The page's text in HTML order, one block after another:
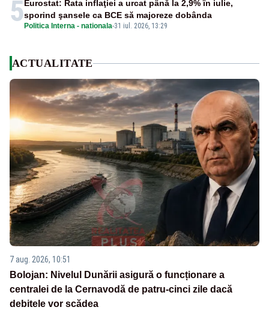
5 Politica Interna - nationala-31 iul. 2026, 13:29
Eurostat: Rata inflaţiei a urcat până la 2,9% în iulie,
sporind şansele ca BCE să majoreze dobânda
ACTUALITATE
7 aug. 2026, 10:51
Bolojan: Nivelul Dunării asigură o funcționare a
centralei de la Cernavodă de patru-cinci zile dacă
debitele vor scădea